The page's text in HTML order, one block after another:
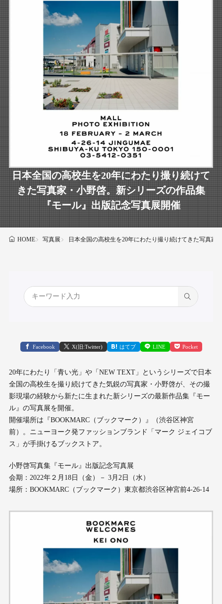
日本全国の高校生を20年にわたり撮り続けて
きた写真家・小野啓。新シリーズの作品集
『モール』出版記念写真展開催
HOME 写真展 日本全国の高校生を20年にわたり撮り続けてきた写真
Facebook X(旧:Twitter) はてブ LINE Pocket
20年にわたり「青い光」や「NEW TEXT」というシリーズで日本
全国の高校生を撮り続けてきた気鋭の写真家・小野啓が、その撮
影現場の経験から新たに生まれた新シリーズの最新作品集『モー
ル』の写真展を開催。
開催場所は『BOOKMARC（ブックマーク）』（渋谷区神宮
前）。ニューヨーク発ファッションブランド「マーク ジェイコブ
ス」が手掛けるブックストア。
小野啓写真集『モール』出版記念写真展
会期：2022年２月18日（金）－ 3月2日（水）
場所：BOOKMARC（ブックマーク）東京都渋谷区神宮前4-26-14